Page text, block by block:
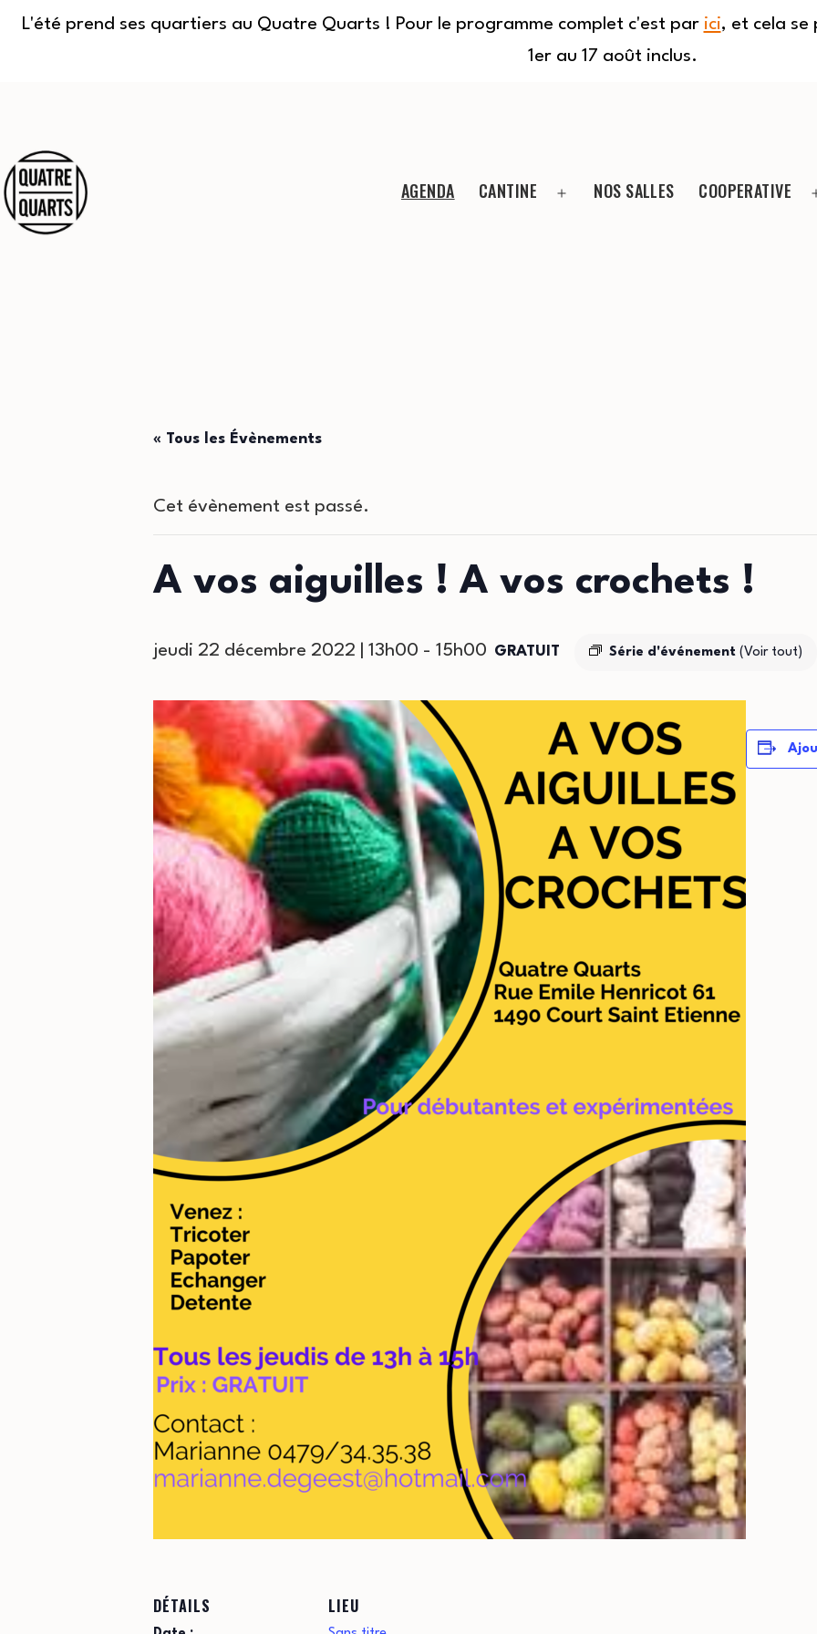
L'été prend ses quartiers au Quatre Quarts ! Pour le programme complet c'est par ici, et cela se
1er au 17 août inclus.
contenu
AGENDA CANTINE NOS SALLES COOPERATIVE
« Tous les Évènements
Cet évènement est passé.
A vos aiguilles ! A vos crochets !
jeudi 22 décembre 2022 | 13h00 - 15h00 Série d'événement (Voir tout)
GRATUIT
DÉTAILS LIEU